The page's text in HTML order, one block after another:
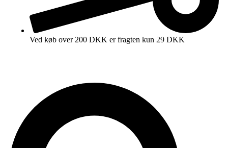
Ved køb over 200 DKK er fragten kun 29 DKK